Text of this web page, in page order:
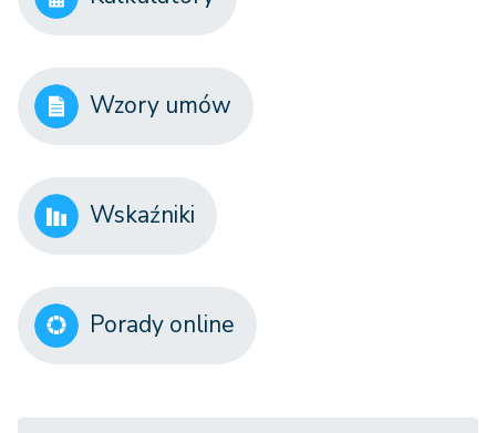
Wzory umów
Wskaźniki
Porady online